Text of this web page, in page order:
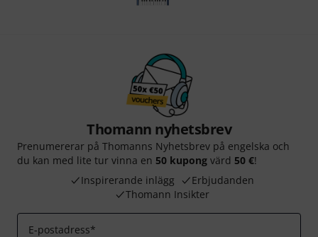
Thomann nyhetsbrev
Prenumererar på Thomanns Nyhetsbrev på engelska och
du kan med lite tur vinna en 50 kupong värd 50 €!
Inspirerande inlägg
Erbjudanden
Thomann Insikter
E-postadress*